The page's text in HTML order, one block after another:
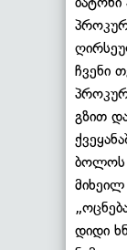
ჩვენი
გზით
ბოლოს
მიხეილ
დიდი